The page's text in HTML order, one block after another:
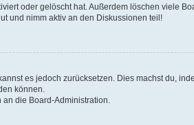
oder gelöscht hat. Außerdem löschen viele
und nimm aktiv an den Diskussionen teil!
es jedoch zurücksetzen. Dies machst du,
können.
an die Board-Administration.